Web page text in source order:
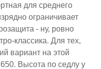
для среднего
ограничивает
- ну, ровно
классика. Для тех,
вариант на этой
Высота по седлу у